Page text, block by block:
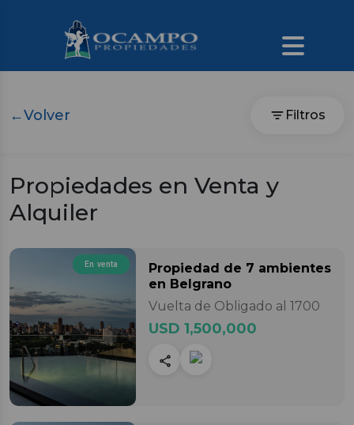
←Volver Filtros
Propiedades en Venta y
Alquiler
En venta Propiedad de 7 ambientes
en Belgrano
Vuelta de Obligado al 1700
USD 1,500,000